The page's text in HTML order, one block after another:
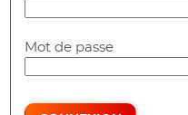
Mot de passe